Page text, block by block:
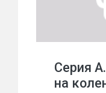
Серия
на